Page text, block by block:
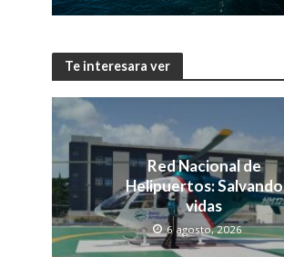
Te interesara ver
Red Nacional de
Helipuertos: Salvando
vidas
6 agosto, 2026